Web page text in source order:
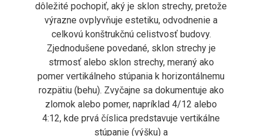
dôležité pochopiť, aký je sklon strechy, pretože
výrazne ovplyvňuje estetiku, odvodnenie a
celkovú konštrukčnú celistvosť budovy.
Zjednodušene povedané, sklon strechy je
strmosť alebo sklon strechy, meraný ako
pomer vertikálneho stúpania k horizontálnemu
rozpätiu (behu). Zvyčajne sa dokumentuje ako
zlomok alebo pomer, napríklad 4/12 alebo
4:12, kde prvá číslica predstavuje vertikálne
stúpanie (výšku) a